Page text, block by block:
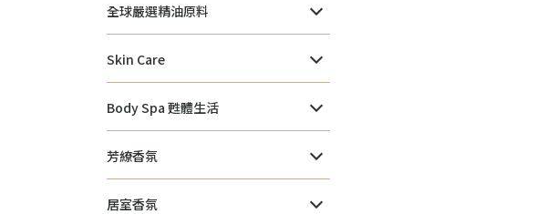
全球嚴選精油原料
Skin Care
Body Spa 甦體生活
芳繚香氛
居室香氛